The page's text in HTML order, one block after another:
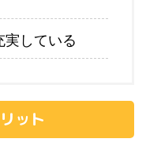
実している
ット